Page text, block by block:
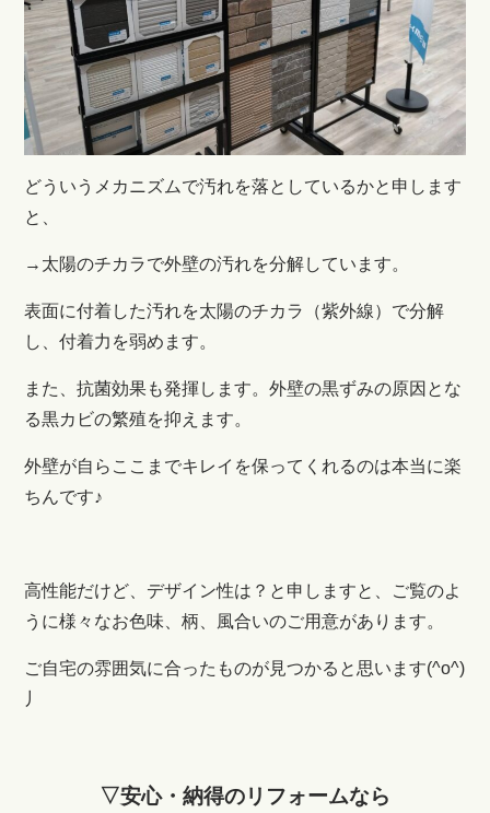
どういうメカニズムで汚れを落としているかと申します
と、
→太陽のチカラで外壁の汚れを分解しています。
表面に付着した汚れを太陽のチカラ（紫外線）で分解
し、付着力を弱めます。
また、抗菌効果も発揮します。外壁の黒ずみの原因とな
る黒カビの繁殖を抑えます。
外壁が自らここまでキレイを保ってくれるのは本当に楽
ちんです♪
高性能だけど、デザイン性は？と申しますと、ご覧のよ
うに様々なお色味、柄、風合いのご用意があります。
ご自宅の雰囲気に合ったものが見つかると思います(^o^)
丿
▽安心・納得のリフォームなら